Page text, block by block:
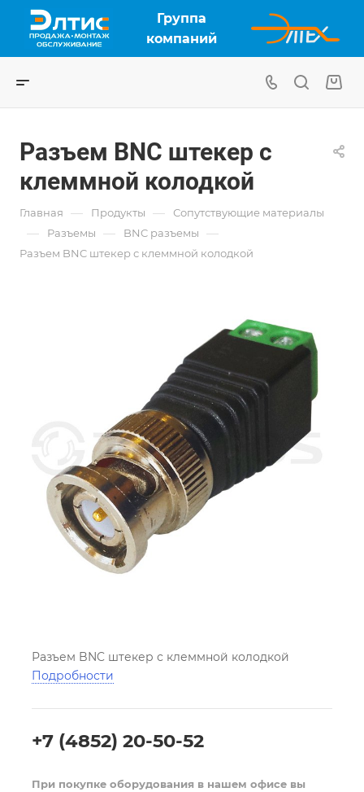
Группа
компаний
Разъем BNC штекер с
клеммной колодкой
Главная — Продукты — Сопутствующие материалы
— Разъемы — BNC разъемы —
Разъем BNC штекер с клеммной колодкой
Разъем BNC штекер с клеммной колодкой
Подробности
+7 (4852) 20-50-52
При покупке оборудования в нашем офисе вы